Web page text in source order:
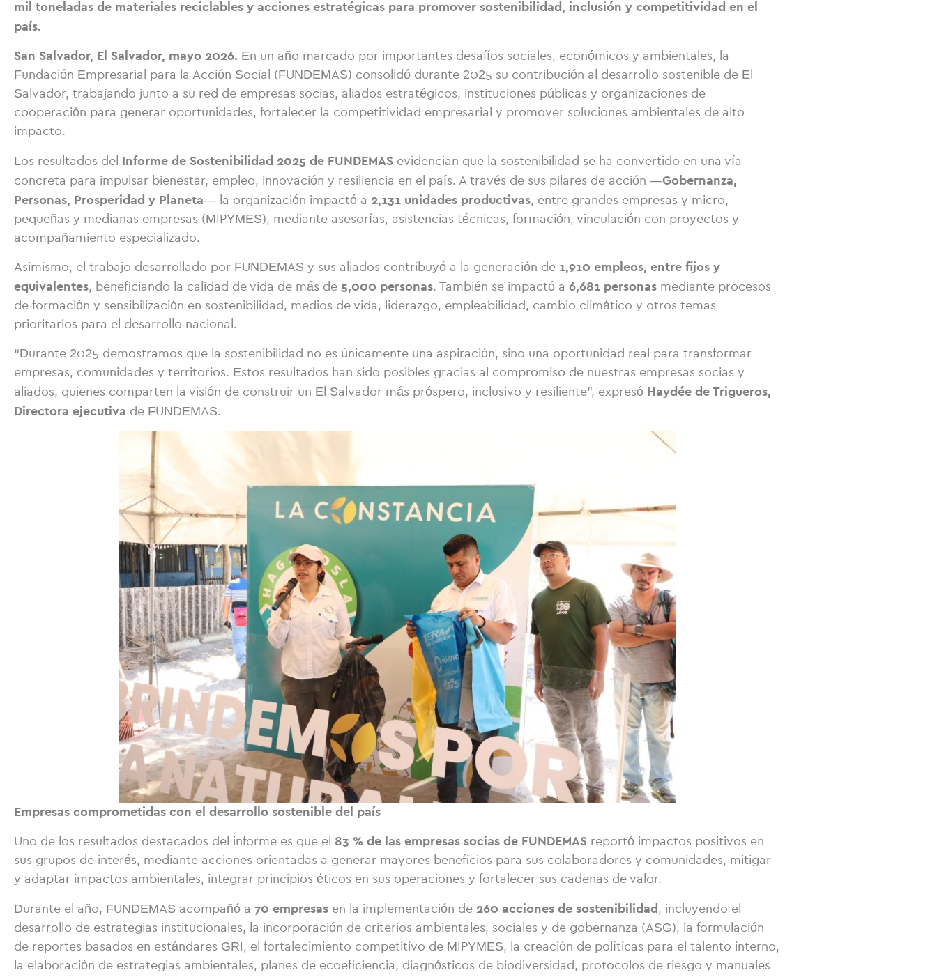
mil toneladas de materiales reciclables y acciones estratégicas para promover sostenibilidad, inclusión y competitividad en el
país.
San Salvador, El Salvador, mayo 2026. En un año marcado por importantes desafíos sociales, económicos y ambientales, la
Fundación Empresarial para la Acción Social (FUNDEMAS) consolidó durante 2025 su contribución al desarrollo sostenible de El
Salvador, trabajando junto a su red de empresas socias, aliados estratégicos, instituciones públicas y organizaciones de
cooperación para generar oportunidades, fortalecer la competitividad empresarial y promover soluciones ambientales de alto
impacto.
Los resultados del Informe de Sostenibilidad 2025 de FUNDEMAS evidencian que la sostenibilidad se ha convertido en una vía
concreta para impulsar bienestar, empleo, innovación y resiliencia en el país. A través de sus pilares de acción —Gobernanza,
Personas, Prosperidad y Planeta— la organización impactó a 2,131 unidades productivas, entre grandes empresas y micro,
pequeñas y medianas empresas (MIPYMES), mediante asesorías, asistencias técnicas, formación, vinculación con proyectos y
acompañamiento especializado.
Asimismo, el trabajo desarrollado por FUNDEMAS y sus aliados contribuyó a la generación de 1,910 empleos, entre fijos y
equivalentes, beneficiando la calidad de vida de más de 5,000 personas. También se impactó a 6,681 personas mediante procesos
de formación y sensibilización en sostenibilidad, medios de vida, liderazgo, empleabilidad, cambio climático y otros temas
prioritarios para el desarrollo nacional.
“Durante 2025 demostramos que la sostenibilidad no es únicamente una aspiración, sino una oportunidad real para transformar
empresas, comunidades y territorios. Estos resultados han sido posibles gracias al compromiso de nuestras empresas socias y
aliados, quienes comparten la visión de construir un El Salvador más próspero, inclusivo y resiliente”, expresó Haydée de Trigueros,
Directora ejecutiva de FUNDEMAS.
Empresas comprometidas con el desarrollo sostenible del país
Uno de los resultados destacados del informe es que el 83 % de las empresas socias de FUNDEMAS reportó impactos positivos en
sus grupos de interés, mediante acciones orientadas a generar mayores beneficios para sus colaboradores y comunidades, mitigar
y adaptar impactos ambientales, integrar principios éticos en sus operaciones y fortalecer sus cadenas de valor.
Durante el año, FUNDEMAS acompañó a 70 empresas en la implementación de 260 acciones de sostenibilidad , incluyendo el
desarrollo de estrategias institucionales, la incorporación de criterios ambientales, sociales y de gobernanza (ASG), la formulación
de reportes basados en estándares GRI, el fortalecimiento competitivo de MIPYMES, la creación de políticas para el talento interno,
la elaboración de estrategias ambientales, planes de ecoeficiencia, diagnósticos de biodiversidad, protocolos de riesgo y manuales